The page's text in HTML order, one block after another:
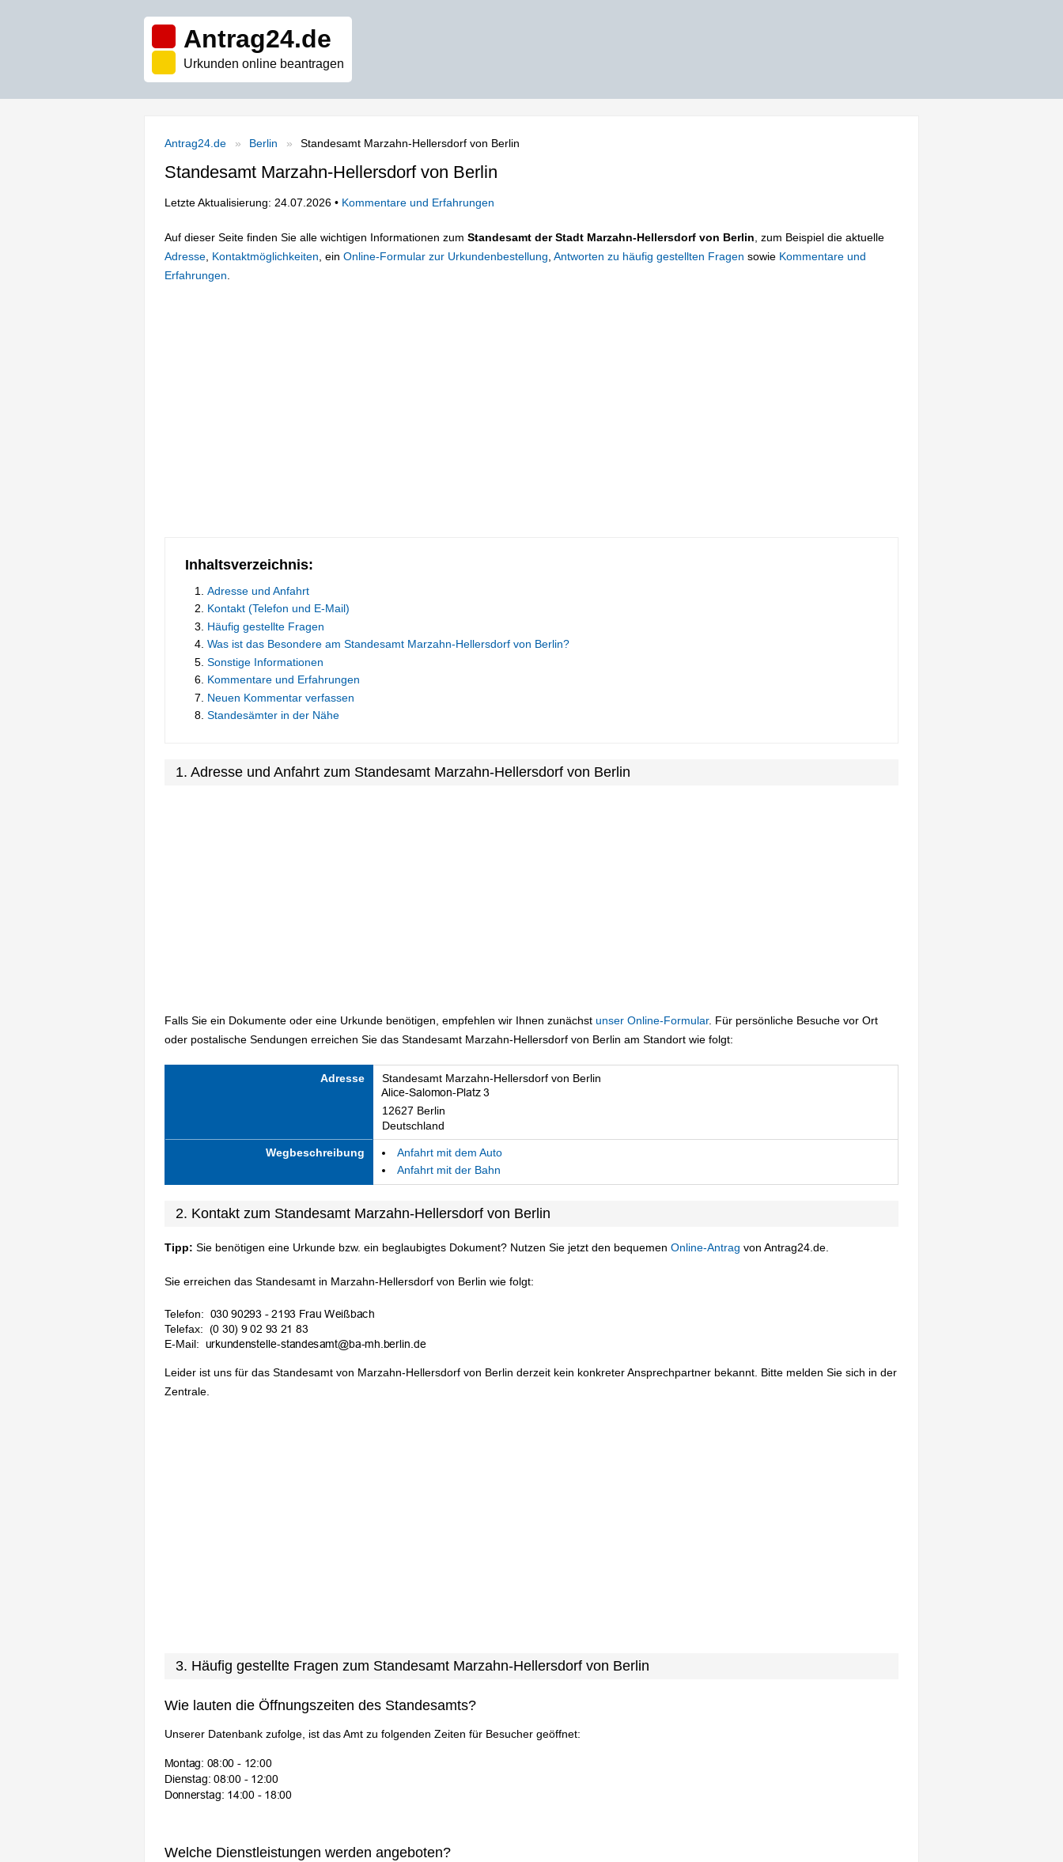
Antrag24.de
Urkunden online beantragen
Antrag24.de Berlin Standesamt Marzahn-Hellersdorf von Berlin
Standesamt Marzahn-Hellersdorf von Berlin
Letzte Aktualisierung: 24.07.2026 • Kommentare und Erfahrungen
Auf dieser Seite finden Sie alle wichtigen Informationen zum Standesamt der Stadt Marzahn-Hellersdorf von Berlin , zum Beispiel die aktuelle
Adresse Kontaktmöglichkeiten , ein Online-Formular zur Urkundenbestellung Antworten zu häufig gestellten Fragen sowie Kommentare und
Erfahrungen
Inhaltsverzeichnis:
Adresse und Anfahrt
Kontakt (Telefon und E-Mail)
Häufig gestellte Fragen
Was ist das Besondere am Standesamt Marzahn-Hellersdorf von Berlin?
Sonstige Informationen
Kommentare und Erfahrungen
Neuen Kommentar verfassen
Standesämter in der Nähe
1. Adresse und Anfahrt zum Standesamt Marzahn-Hellersdorf von Berlin
Falls Sie ein Dokumente oder eine Urkunde benötigen, empfehlen wir Ihnen zunächst unser Online-Formular. Für persönliche Besuche vor Ort
oder postalische Sendungen erreichen Sie das Standesamt Marzahn-Hellersdorf von Berlin am Standort wie folgt:
Adresse Standesamt Marzahn-Hellersdorf von Berlin
12627 Berlin
Deutschland
Wegbeschreibung
Anfahrt mit dem Auto
Anfahrt mit der Bahn
2. Kontakt zum Standesamt Marzahn-Hellersdorf von Berlin
Tipp: Sie benötigen eine Urkunde bzw. ein beglaubigtes Dokument? Nutzen Sie jetzt den bequemen Online-Antrag von Antrag24.de.
Sie erreichen das Standesamt in Marzahn-Hellersdorf von Berlin wie folgt:
Telefon:
Telefax:
E-Mail:
Leider ist uns für das Standesamt von Marzahn-Hellersdorf von Berlin derzeit kein konkreter Ansprechpartner bekannt. Bitte melden Sie sich in der
Zentrale.
3. Häufig gestellte Fragen zum Standesamt Marzahn-Hellersdorf von Berlin
Wie lauten die Öffnungszeiten des Standesamts?
Unserer Datenbank zufolge, ist das Amt zu folgenden Zeiten für Besucher geöffnet:
Welche Dienstleistungen werden angeboten?